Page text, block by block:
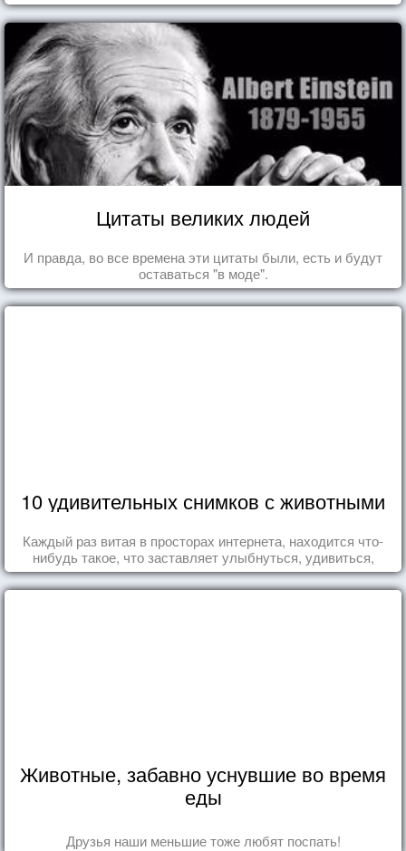
Цитаты великих людей
И правда, во все времена эти цитаты были, есть и будут
оставаться "в моде".
10 удивительных снимков с животными
Каждый раз витая в просторах интернета, находится что-
нибудь такое, что заставляет улыбнуться, удивиться,
восхититься...
Животные, забавно уснувшие во время
еды
Друзья наши меньшие тоже любят поспать!